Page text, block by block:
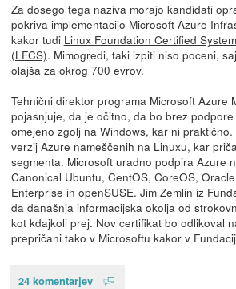
Za dosego tega naziva morajo kandidati
pokriva implementacijo Microsoft Azure
kakor tudi Linux Foundation Certified
(LFCS). Mimogredi, taki izpiti niso poceni,
olajša za okrog 700 evrov.
Tehnični direktor programa Microsoft Azure
pojasnjuje, da je očitno, da bo brez
omejeno zgolj na Windows, kar ni
verzij Azure nameščenih na Linuxu, kar
segmenta. Microsoft uradno podpira Azure
Canonical Ubuntu, CentOS, CoreOS,
Enterprise in openSUSE. Jim Zemlin iz
da današnja informacijska okolja od
kot kdajkoli prej. Nov certifikat bo odlikoval
prepričani tako v Microsoftu kakor v
24 komentarjev